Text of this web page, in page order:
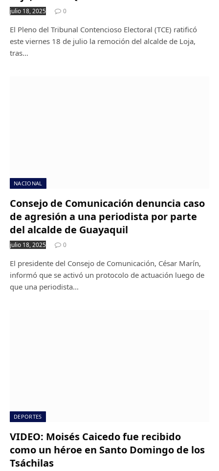
julio 18, 2025 0
El Pleno del Tribunal Contencioso Electoral (TCE) ratificó
este viernes 18 de julio la remoción del alcalde de Loja,
tras…
NACIONAL
Consejo de Comunicación denuncia caso
de agresión a una periodista por parte
del alcalde de Guayaquil
julio 18, 2025 0
El presidente del Consejo de Comunicación, César Marín,
informó que se activó un protocolo de actuación luego de
que una periodista…
DEPORTES
VIDEO: Moisés Caicedo fue recibido
como un héroe en Santo Domingo de los
Tsáchilas